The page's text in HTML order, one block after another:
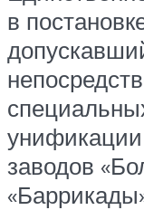
в
унификации
заводов